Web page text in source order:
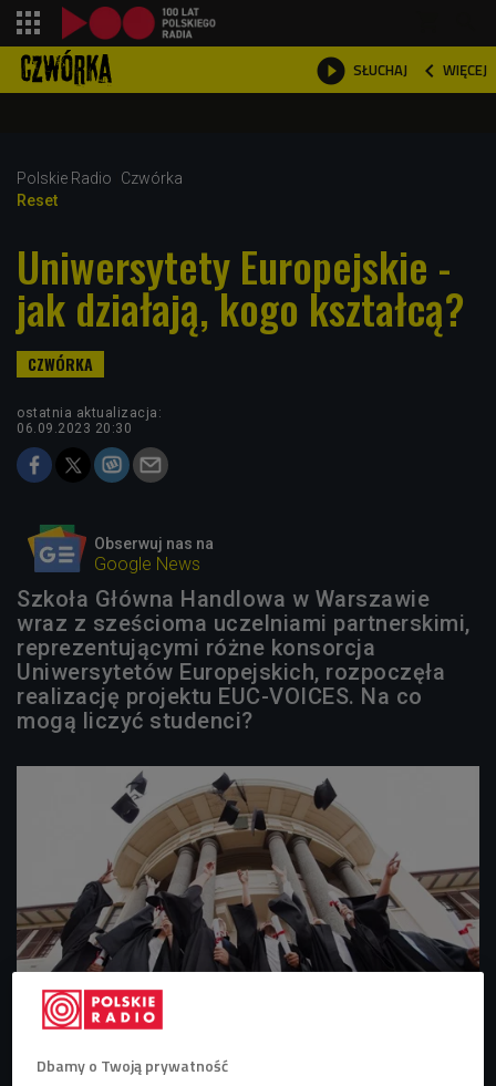
 SŁUCHAJ  WIĘCEJ

Polskie Radio
Czwórka
Reset
Uniwersytety Europejskie -
jak działają, kogo kształcą?
ostatnia aktualizacja:
06.09.2023 20:30
Obserwuj nas na
Google News
Szkoła Główna Handlowa w Warszawie
wraz z sześcioma uczelniami partnerskimi,
reprezentującymi różne konsorcja
Uniwersytetów Europejskich, rozpoczęła
realizację projektu EUC-VOICES. Na co
mogą liczyć studenci?
wzmocnienie zaangażowania i pobudzenie aktywności młodych Europejczyków.
(zdj. ilustracyjne)
Foto: michaeljung/Shutterstock
Dbamy o Twoją prywatność